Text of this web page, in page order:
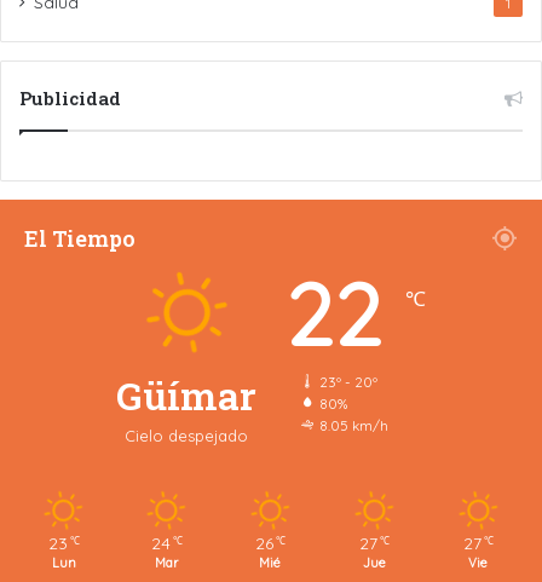
Publicidad
El Tiempo
Güímar
Cielo despejado
22 ℃
23º - 20º
80%
8.05 km/h
23 ℃
Lun
24 ℃
Mar
26 ℃
Mié
27 ℃
Jue
27 ℃
Vie